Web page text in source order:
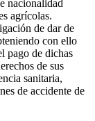
nacionalidad
agrícolas.
de dar de
con ello
pago de dichas
de sus
sanitaria,
de accidente de